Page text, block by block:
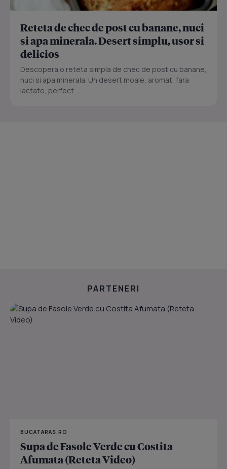
Reteta de chec de post cu banane, nuci
si apa minerala. Desert simplu, usor si
delicios
Descopera o reteta simpla de chec de post cu banane,
nuci si apa minerala. Un desert moale, aromat, fara
lactate, perfect...
PARTENERI
BUCATARAS.RO
Supa de Fasole Verde cu Costita
Afumata (Reteta Video)